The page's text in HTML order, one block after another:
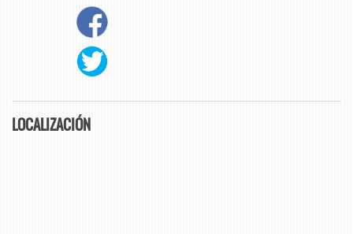
LOCALIZACIÓN